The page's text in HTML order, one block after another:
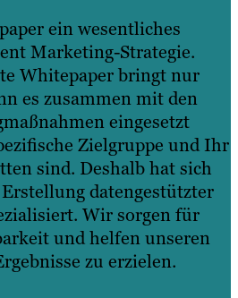
ein wesentliches
Marketing-Strategie.
Whitepaper bringt nur
es zusammen mit den
eingesetzt
Zielgruppe und Ihr
sind. Deshalb hat sich
datengestützter
Wir sorgen für
und helfen unseren
zu erzielen.